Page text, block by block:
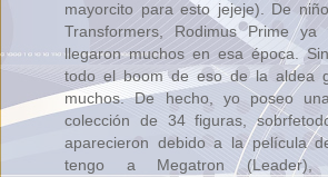
mayorcito para esto jejeje). De
Transformers, Rodimus Prime
llegaron muchos en esa época.
todo el boom de eso de la aldea
muchos. De hecho, yo poseo
colección de 34 figuras,
aparecieron debido a la película
tengo a Megatron (Leader),